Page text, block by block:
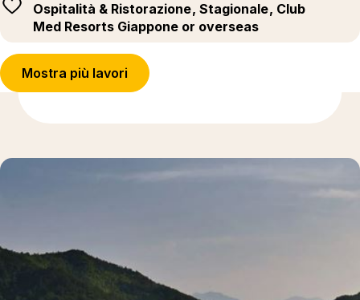
Ospitalità & Ristorazione, Stagionale, Club
Med Resorts Giappone or overseas
Mostra più lavori